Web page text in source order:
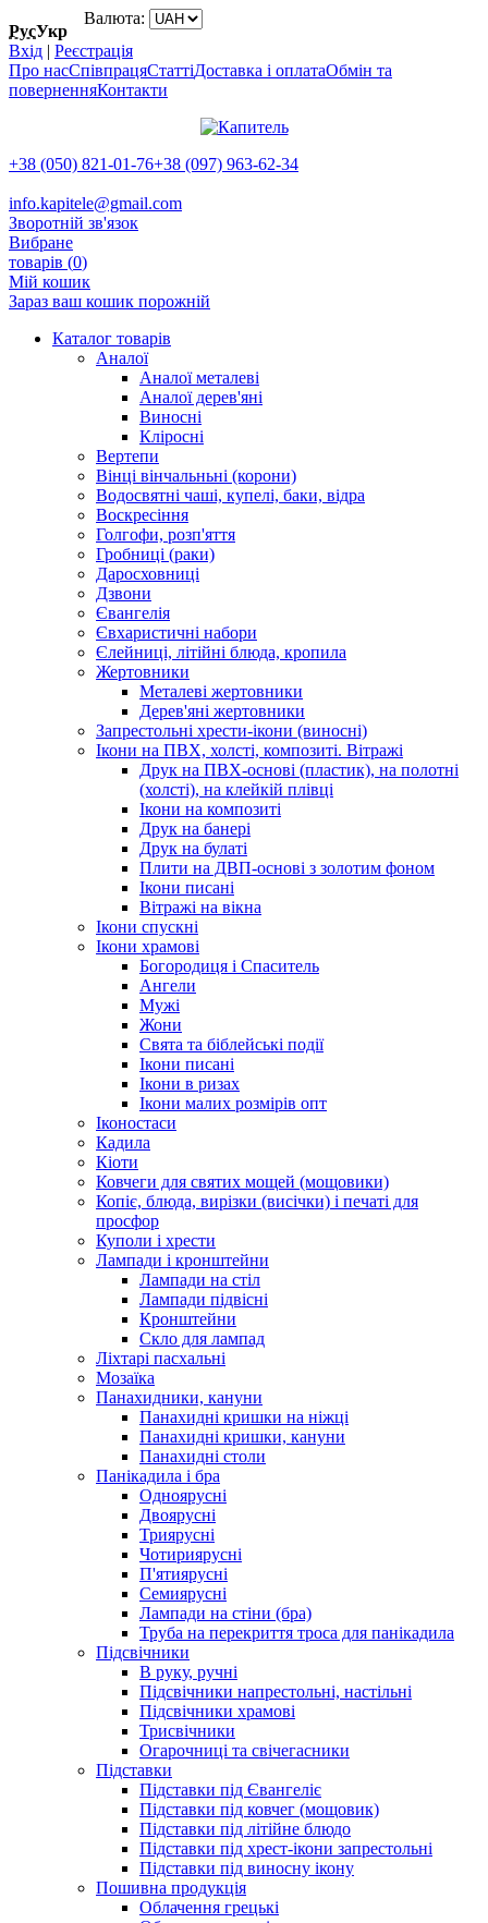
РусУкр
Валюта:
Вхід | Реєстрація
Про насСпівпрацяСтаттіДоставка і оплатаОбмін та
поверненняКонтакти
+38 (050) 821-01-76+38 (097) 963-62-34
info.kapitele@gmail.com
Зворотній зв'язок
Вибране
товарів (0)
Мій кошик
Зараз ваш кошик порожній
Каталог товарів
Аналої
Аналої металеві
Аналої дерев'яні
Виносні
Кліросні
Вертепи
Вінці вінчальньні (корони)
Водосвятні чаші, купелі, баки, відра
Воскресіння
Голгофи, розп'яття
Гробниці (раки)
Даросховниці
Дзвони
Євангелія
Євхаристичні набори
Єлейниці, літійні блюда, кропила
Жертовники
Металеві жертовники
Дерев'яні жертовники
Запрестольні хрести-ікони (виносні)
Ікони на ПВХ, холсті, композиті. Вітражі
Друк на ПВХ-основі (пластик), на полотні
(холсті), на клейкій плівці
Ікони на композиті
Друк на банері
Друк на булаті
Плити на ДВП-основі з золотим фоном
Ікони писані
Вітражі на вікна
Ікони спускні
Ікони храмові
Богородиця і Спаситель
Ангели
Мужі
Жони
Свята та біблейські події
Ікони писані
Ікони в ризах
Ікони малих розмірів опт
Іконостаси
Кадила
Кіоти
Ковчеги для святих мощей (мощовики)
Копіє, блюда, вирізки (висічки) і печаті для
просфор
Куполи і хрести
Лампади і кронштейни
Лампади на стіл
Лампади підвісні
Кронштейни
Скло для лампад
Ліхтарі пасхальні
Мозаїка
Панахидники, кануни
Панахидні кришки на ніжці
Панахидні кришки, кануни
Панахидні столи
Панікадила і бра
Одноярусні
Двоярусні
Триярусні
Чотириярусні
П'ятиярусні
Семиярусні
Лампади на стіни (бра)
Труба на перекриття троса для панікадила
Підсвічники
В руку, ручні
Підсвічники напрестольні, настільні
Підсвічники храмові
Трисвічники
Огарочниці та свічегасники
Підставки
Підставки під Євангеліє
Підставки під ковчег (мощовик)
Підставки під літійне блюдо
Підставки під хрест-ікони запрестольні
Підставки під виносну ікону
Пошивна продукція
Облачення грецькі